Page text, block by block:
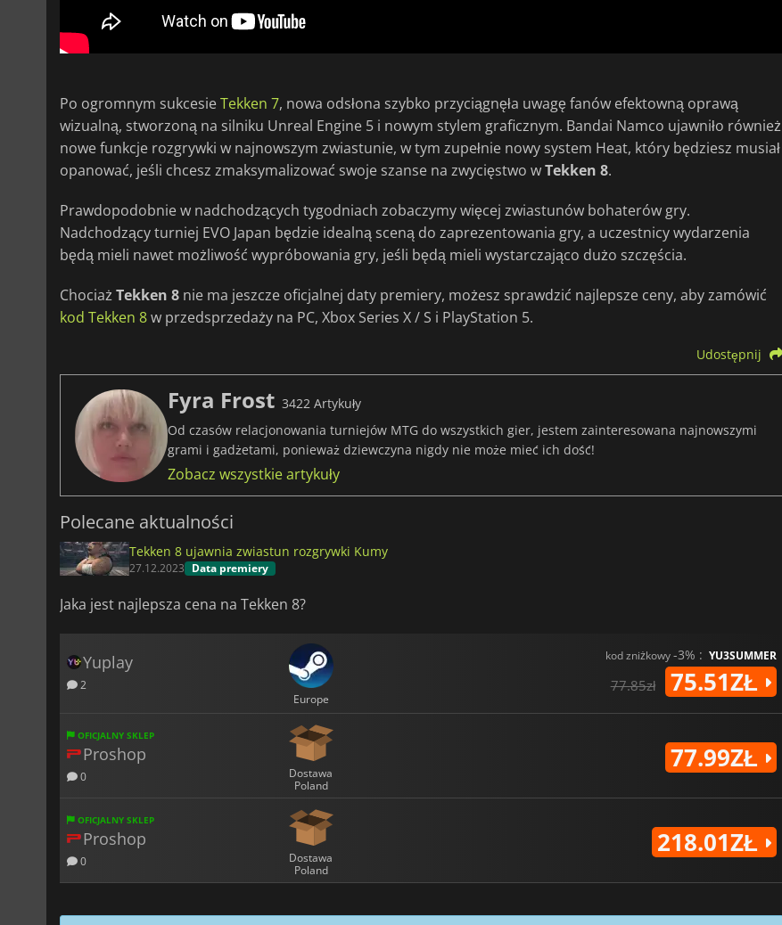
Po ogromnym sukcesieTekken 7, nowa odsłona szybko przyciągnęła uwagę fanów efektowną oprawą
wizualną, stworzoną na silniku Unreal Engine 5 i nowym stylem graficznym. Bandai Namco ujawniło również
nowe funkcje rozgrywki w najnowszym zwiastunie, w tym zupełnie nowy system Heat, który będziesz musiał
opanować, jeśli chcesz zmaksymalizować swoje szanse na zwycięstwo wTekken 8.
Prawdopodobnie w nadchodzących tygodniach zobaczymy więcej zwiastunów bohaterów gry.
Nadchodzący turniej EVO Japan będzie idealną sceną do zaprezentowania gry, a uczestnicy wydarzenia
będą mieli nawet możliwość wypróbowania gry, jeśli będą mieli wystarczająco dużo szczęścia.
ChociażTekken 8 nie ma jeszcze oficjalnej daty premiery, możesz sprawdzić najlepsze ceny, aby zamówić
kod Tekken 8w przedsprzedaży na PC, Xbox Series X / S i PlayStation 5.
Udostępnij
Fyra Frost 3422 Artykuły
Od czasów relacjonowania turniejów MTG do wszystkich gier, jestem zainteresowana najnowszymi
grami i gadżetami, ponieważ dziewczyna nigdy nie może mieć ich dość!
Zobacz wszystkie artykuły
Polecane aktualności
Tekken 8 ujawnia zwiastun rozgrywki Kumy
27.12.2023 Data premiery
Jaka jest najlepsza cena na Tekken 8?
Yuplay
2
Europe
kod zniżkowy-3% : YU3SUMMER
77.85zł 75.51ZŁ
OFICJALNY SKLEP
Proshop
0
Dostawa
Poland
77.99ZŁ
OFICJALNY SKLEP
Proshop
0
Dostawa
Poland
218.01ZŁ